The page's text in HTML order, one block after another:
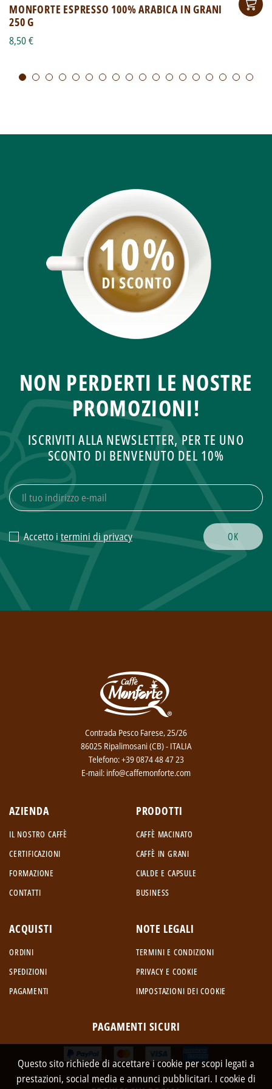
MONFORTE ESPRESSO 100% ARABICA IN GRANI
250 G
8,50 €
NON PERDERTI LE NOSTRE
PROMOZIONI!
ISCRIVITI ALLA NEWSLETTER, PER TE UNO
SCONTO DI BENVENUTO DEL 10%
Accetto i termini di privacy
Questo sito richiede di accettare i cookie per scopi legati a
prestazioni, social media e annunci pubblicitari. I cookie di
Contrada Pesco Farese, 25/26
86025 Ripalimosani (CB) - ITALIA
Telefono: +39 0874 48 47 23
E-mail: info@caffemonforte.com
AZIENDA
IL NOSTRO CAFFÈ
CERTIFICAZIONI
FORMAZIONE
CONTATTI
PRODOTTI
CAFFÈ MACINATO
CAFFÈ IN GRANI
CIALDE E CAPSULE
BUSINESS
ACQUISTI
ORDINI
SPEDIZIONI
PAGAMENTI
NOTE LEGALI
TERMINI E CONDIZIONI
PRIVACY E COOKIE
IMPOSTAZIONI DEI COOKIE
PAGAMENTI SICURI